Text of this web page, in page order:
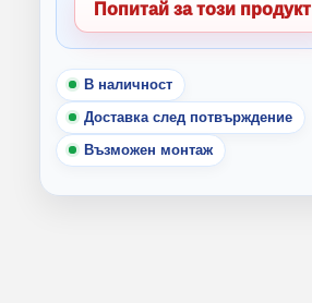
Попитай за този продукт
В наличност
Доставка след потвърждение
Възможен монтаж